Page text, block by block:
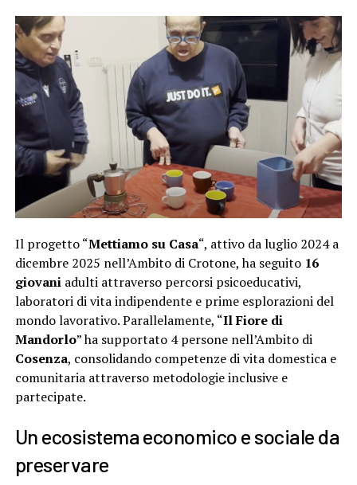
Il progetto “Mettiamo su Casa“, attivo da luglio 2024 a
dicembre 2025 nell’Ambito di Crotone, ha seguito 16
giovaniadulti attraverso percorsi psicoeducativi,
laboratori di vita indipendente e prime esplorazioni del
mondo lavorativo. Parallelamente, “Il Fiore di
Mandorlo” ha supportato 4 persone nell’Ambito di
Cosenza, consolidando competenze di vita domestica e
comunitaria attraverso metodologie inclusive e
partecipate.
Un ecosistema economico e sociale da
preservare